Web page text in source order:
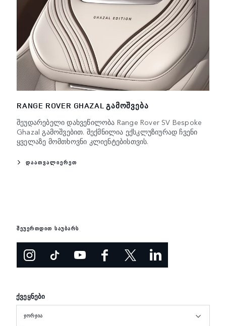
RANGE ROVER GHAZAL ᲒᲐᲛᲝᲨᲕᲔᲑᲐ
შეუდარებელი დახვეწილობა Range Rover SV Bespoke
Ghazal გამოშვებით. შექმნილია ექსკლუზიურად ჩვენი
ყველაზე მომთხოვნი კლიენტებისთვის.
ᲓᲐᲐᲗᲕᲐᲚᲘᲔᲠᲔᲗ
შეუერთდით საუბარს
ქვეყნები
ᲯᲝᲠᲯᲘᲐ